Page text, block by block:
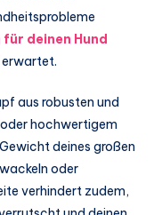
für deinen Hund
erwartet.
aus robusten und
hochwertigem
deines großen
oder
verhindert zudem,